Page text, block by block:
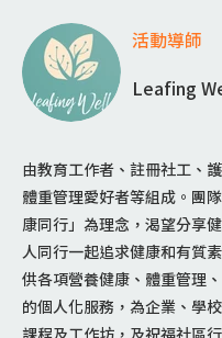
活動導師
Leafing
由教育工作者、註冊社工、
體重管理愛好者等組成。團
康同行」為理念，渴望分享
人同行一起追求健康和有質
供各項營養健康、體重管理
的個人化服務，為企業、學
課程及工作坊，及祝福社區行